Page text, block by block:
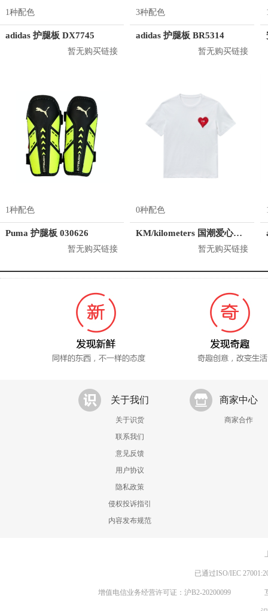
1种配色
adidas 护腿板 DX7745
暂无购买链接
3种配色
adidas 护腿板 BR5314
暂无购买链接
1种配色
Puma 护腿板 030626
暂无购买链接
0种配色
KM/kilometers 国潮爱心短袖T恤 M2X2108466
暂无购买链接
关于我们
关于识货
联系我们
意见反馈
用户协议
隐私政策
侵权投诉指引
内容发布规范
商家中心
商家合作
已通过ISO/IEC
增值电信业务经营许可证：沪B2-20200099